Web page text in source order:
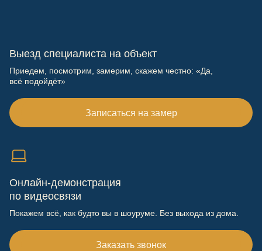
Выезд специалиста на объект
Приедем, посмотрим, замерим, скажем честно: «Да,
всё подойдёт»
Записаться на замер
Онлайн-демонстрация
по видеосвязи
Покажем всё, как будто вы в шоуруме. Без выхода из дома.
Заказать звонок